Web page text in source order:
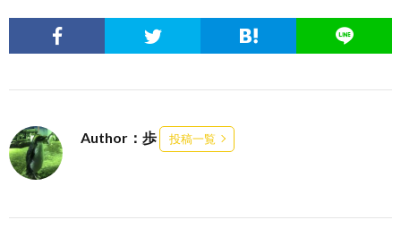
Author：歩 投稿一覧